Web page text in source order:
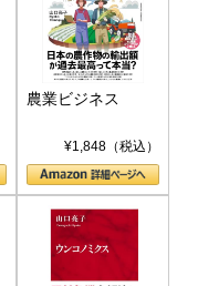
農業ビジネス
¥1,848（税込）